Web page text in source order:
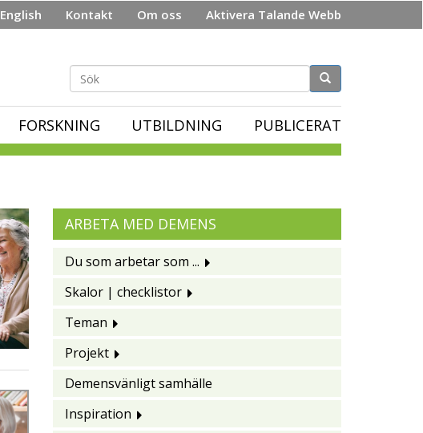
English Kontakt Om oss Aktivera Talande Webb
Sökformulär
FORSKNING UTBILDNING PUBLICERAT
ARBETA MED DEMENS
Du som arbetar som ...
Skalor | checklistor
Teman
Projekt
Demensvänligt samhälle
Inspiration